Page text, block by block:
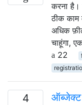
करना है।
ठीक
अधिक
चाहूंगा,
22
4